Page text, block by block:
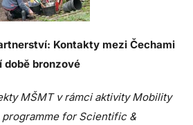
Kontakty mezi Čechami
době bronzové
MŠMT v rámci aktivity Mobility
programme for Scientific &